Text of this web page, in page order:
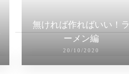
無ければ作ればいい！ラ
ーメン編
20/10/2020